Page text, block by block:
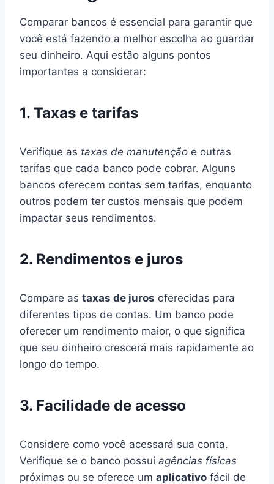
Comparar bancos é essencial para garantir que
você está fazendo a melhor escolha ao guardar
seu dinheiro. Aqui estão alguns pontos
importantes a considerar:
1. Taxas e tarifas
Verifique as taxas de manutenção e outras
tarifas que cada banco pode cobrar. Alguns
bancos oferecem contas sem tarifas, enquanto
outros podem ter custos mensais que podem
impactar seus rendimentos.
2. Rendimentos e juros
Compare as taxas de juros oferecidas para
diferentes tipos de contas. Um banco pode
oferecer um rendimento maior, o que significa
que seu dinheiro crescerá mais rapidamente ao
longo do tempo.
3. Facilidade de acesso
Considere como você acessará sua conta.
Verifique se o banco possui agências físicas
próximas ou se oferece um aplicativo fácil de